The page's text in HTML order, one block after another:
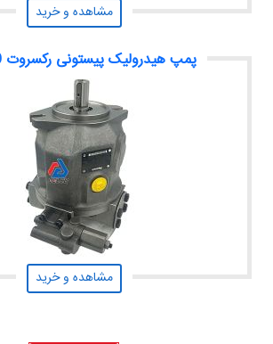
مشاهده و خرید
پمپ هیدرولیک پیستونی رکسروت A10VSO
مشاهده و خرید